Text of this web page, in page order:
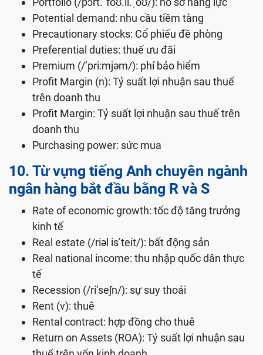
Potential demand: nhu cầu tiềm tàng
Precautionary stocks: Cổ phiếu đề phòng
Preferential duties: thuế ưu đãi
Premium (/’pri:mjəm/): phí bảo hiểm
Profit Margin (n): Tỷ suất lợi nhuận sau thuế
trên doanh thu
Profit Margin: Tỷ suất lợi nhuận sau thuế trên
doanh thu
Purchasing power: sức mua
10. Từ vựng tiếng Anh chuyên ngành
ngân hàng bắt đầu bằng R và S
Rate of economic growth: tốc độ tăng trưởng
kinh tế
Real estate (/riəl is’teit/): bất động sản
Real national income: thu nhập quốc dân thực
tế
Recession (/ri’seʃn/): sự suy thoái
Rent (v): thuê
Rental contract: hợp đồng cho thuê
Return on Assets (ROA): Tỷ suất lợi nhuận sau